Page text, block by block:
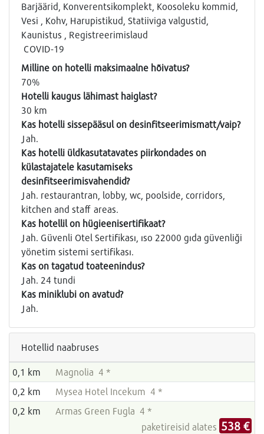
Barjäärid, Konverentsikomplekt, Koosoleku kommid,
Vesi , Kohv, Harupistikud, Statiiviga valgustid,
Kaunistus , Registreerimislaud
COVID-19
Milline on hotelli maksimaalne hõivatus?
70%
Hotelli kaugus lähimast haiglast?
30 km
Kas hotelli sissepääsul on desinfitseerimismatt/vaip?
Jah.
Kas hotelli üldkasutatavates piirkondades on
külastajatele kasutamiseks
desinfitseerimisvahendid?
Jah. restaurantran, lobby, wc, poolside, corridors,
kitchen and staff areas.
Kas hotellil on hügieenisertifikaat?
Jah. Güvenli Otel Sertifikası, ıso 22000 gıda güvenliği
yönetim sistemi sertifikası.
Kas on tagatud toateenindus?
Jah. 24 tundi
Kas miniklubi on avatud?
Jah.
Hotellid naabruses
0,1 km
Magnolia 4 *
0,2 km
Mysea Hotel Incekum 4 *
0,2 km
Armas Green Fugla 4 *
paketireisid alates 538 €